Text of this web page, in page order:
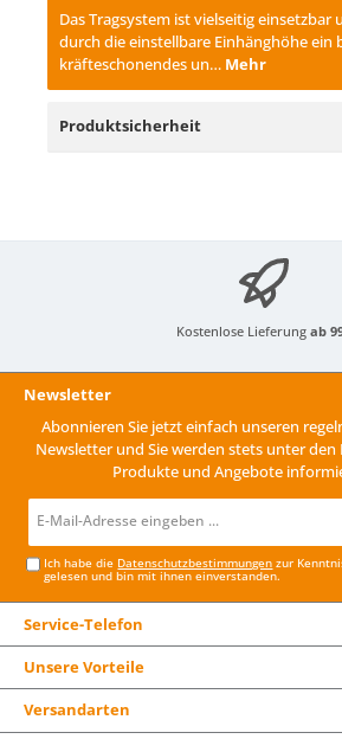
Das Tragsystem ist vielseitig einsetzbar
durch die einstellbare Einhänghöhe ein
kräfteschonendes un… Mehr
Produktsicherheit
Kostenlose Lieferung ab
Newsletter
Abonnieren Sie jetzt einfach unseren
Newsletter und Sie werden stets unter den
Produkte und Angebote
Mail-
Ich habe die Datenschutzbestimmungen zur
gelesen und bin mit ihnen einverstanden.
Service-Telefon
Unsere Vorteile
Versandarten